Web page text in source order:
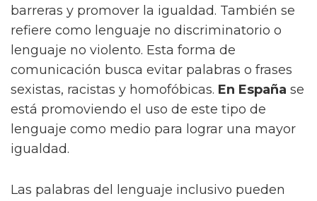
barreras y promover la igualdad. También se
refiere como lenguaje no discriminatorio o
lenguaje no violento. Esta forma de
comunicación busca evitar palabras o frases
sexistas, racistas y homofóbicas. En España se
está promoviendo el uso de este tipo de
lenguaje como medio para lograr una mayor
igualdad.
Las palabras del lenguaje inclusivo pueden